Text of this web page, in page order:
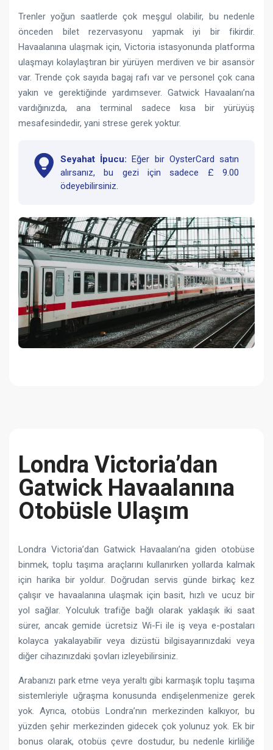
Trenler yoğun saatlerde çok meşgul olabilir, bu nedenle
önceden bilet rezervasyonu yapmak iyi bir fikirdir.
Havaalanına ulaşmak için, Victoria istasyonunda platforma
ulaşmayı kolaylaştıran bir yürüyen merdiven ve bir asansör
var. Trende çok sayıda bagaj rafı var ve personel çok cana
yakın ve gerektiğinde yardımsever. Gatwick Havaalanı’na
vardığınızda, ana terminal sadece kısa bir yürüyüş
mesafesindedir, yani strese gerek yoktur.
Seyahat İpucu: Eğer bir OysterCard satın
alırsanız, bu gezi için sadece £ 9.00
ödeyebilirsiniz.
Londra Victoria’dan
Gatwick Havaalanına
Otobüsle Ulaşım
Londra Victoria’dan Gatwick Havaalanı’na giden otobüse
binmek, toplu taşıma araçlarını kullanırken yollarda kalmak
için harika bir yoldur. Doğrudan servis günde birkaç kez
çalışır ve havaalanına ulaşmak için basit, hızlı ve ucuz bir
yol sağlar. Yolculuk trafiğe bağlı olarak yaklaşık iki saat
sürer, ancak gemide ücretsiz Wi-Fi ile iş veya e-postaları
kolayca yakalayabilir veya dizüstü bilgisayarınızdaki veya
diğer cihazınızdaki şovları izleyebilirsiniz.
Arabanızı park etme veya yeraltı gibi karmaşık toplu taşıma
sistemleriyle uğraşma konusunda endişelenmenize gerek
yok. Ayrıca, otobüs Londra’nın merkezinden kalkıyor, bu
yüzden şehir merkezinden gidecek çok yolunuz yok. Ek bir
bonus olarak, otobüs çevre dostudur, bu nedenle kirliliğe